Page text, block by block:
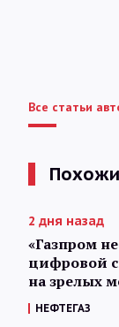
Все статьи
2 дня назад
«Газпром
цифровой
на зрелых
НЕФТЕГАЗ